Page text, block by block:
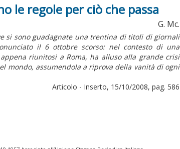
le regole per ciò che passa
G. Mc.
si sono guadagnate una trentina di titoli di giornali
il 6 ottobre scorso: nel contesto di una
riunitosi a Roma, ha alluso alla grande crisi
mondo, assumendola a riprova della vanità di ogni
Articolo - Inserto, 15/10/2008, pag. 586